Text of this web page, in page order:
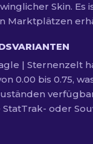
Skin. Es
Marktplätzen
| Sternenzelt
0.00 bis 0.75,
StatTrak- oder